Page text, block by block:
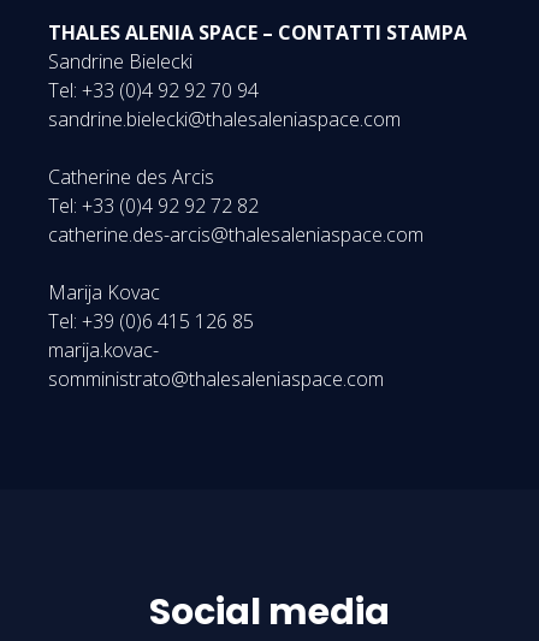
THALES ALENIA SPACE – CONTATTI STAMPA
Sandrine Bielecki
Tel: +33 (0)4 92 92 70 94
sandrine.bielecki@thalesaleniaspace.com
Catherine des Arcis
Tel: +33 (0)4 92 92 72 82
catherine.des-arcis@thalesaleniaspace.com
Marija Kovac
Tel: +39 (0)6 415 126 85
marija.kovac-
somministrato@thalesaleniaspace.com
Social media